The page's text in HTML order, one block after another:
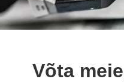
Võta